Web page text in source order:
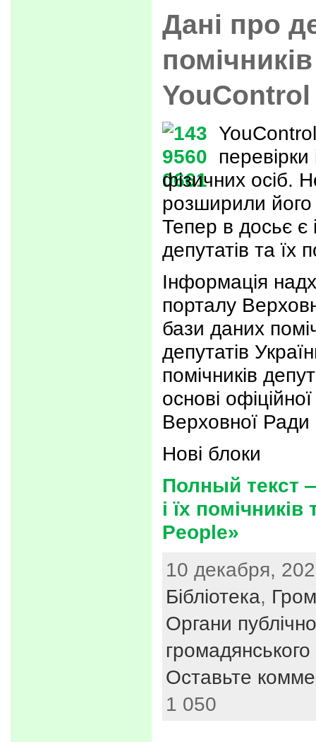
Дані про
фізичних осіб.
розширили
Тепер в досьє є
депутатів та їх
Інформація
порталу
бази даних
депутатів
помічників
основі
Верховної Ради
Нові блоки
Полный текст
і їх
People»
10 декабря,
Бібліотека,
Органи
громадянського
Оставьте
1 050